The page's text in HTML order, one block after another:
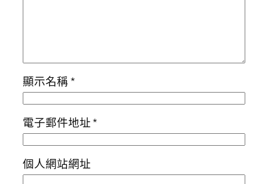
顯示名稱*
電子郵件地址*
個人網站網址